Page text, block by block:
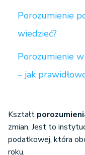
Porozumienie
wiedzieć?
Porozumienie
– jak
Kształt
zmian. Jest to
podatkowej, która
roku.